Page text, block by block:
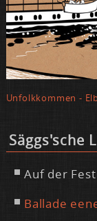
Un­folk­kom­men -
Säggs'sche
Auf der
Bal­la­de